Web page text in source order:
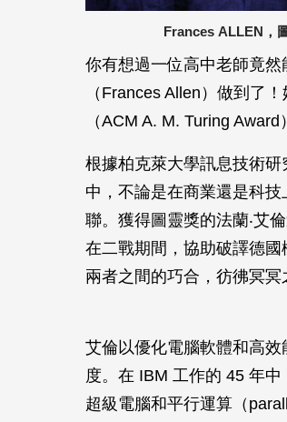
Frances ALLEN，
你有想過一位高中老師竟
（Frances Allen）做到了
（ACM A. M. Turing Award
根據柏克萊大學訊息技術
中，不論是在商業還是科
聯。獲得圖靈獎的法蘭‧艾
在二戰期間，協助破譯德國
兩者之間的巧合，彷彿冥冥
艾倫以優化電腦軟體和高
度。在 IBM 工作的 45 年
超級電腦和平行運算（